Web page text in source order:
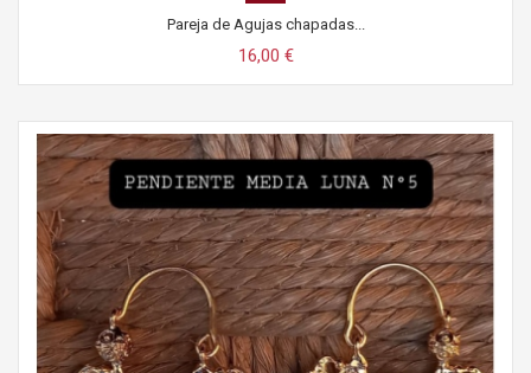
Pareja de Agujas chapadas...
16,00 €